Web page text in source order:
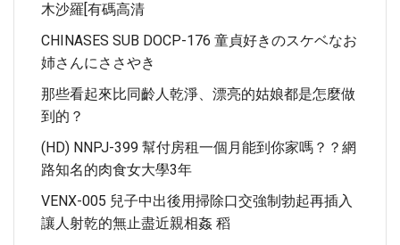
木沙羅[有碼高清
CHINASES SUB DOCP-176 童貞好きのスケベなお
姉さんにささやき
那些看起來比同齡人乾淨、漂亮的姑娘都是怎麼做
到的？
(HD) NNPJ-399 幫付房租一個月能到你家嗎？？網
路知名的肉食女大學3年
VENX-005 兒子中出後用掃除口交強制勃起再插入
讓人射乾的無止盡近親相姦 稻